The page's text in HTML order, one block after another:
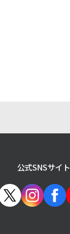
公式SNSサイト